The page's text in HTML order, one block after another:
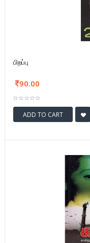
பிறப்பு
90.00
ADD TO CART